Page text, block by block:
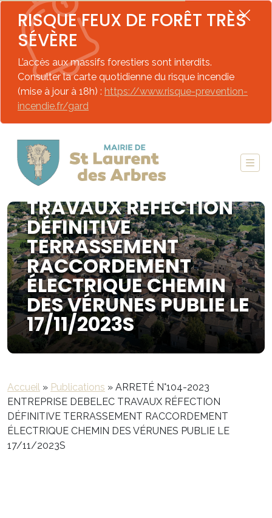
RISQUE FEUX DE FORÊT TRÈS
SÉVÈRE
L’accès aux massifs forestiers sont interdits.
Consulter la carte quotidienne du risque incendie
(mise à jour à 18h) : https://www.risque-prevention-
incendie.fr/gard
ARRETÉ N°104-2023
ENTREPRISE DEBELEC
TRAVAUX RÉFECTION
DÉFINITIVE
TERRASSEMENT
RACCORDEMENT
ÉLECTRIQUE CHEMIN
DES VÉRUNES PUBLIE LE
17/11/2023S
Accueil » Publications » ARRETÉ N°104-2023
ENTREPRISE DEBELEC TRAVAUX RÉFECTION
DÉFINITIVE TERRASSEMENT RACCORDEMENT
ÉLECTRIQUE CHEMIN DES VÉRUNES PUBLIE LE
17/11/2023S